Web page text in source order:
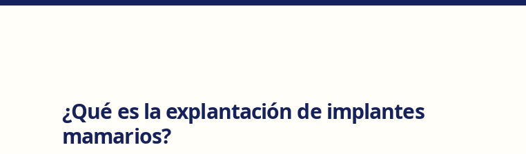
¿Qué es la explantación de implantes
mamarios?